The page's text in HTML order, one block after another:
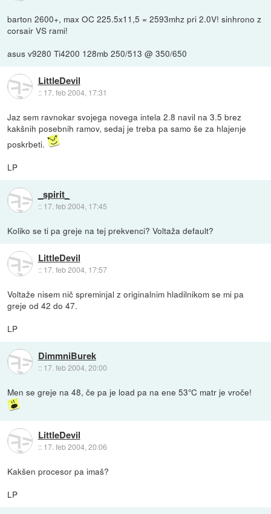
barton 2600+, max OC 225.5x11,5 = 2593mhz pri 2.0V! sinhrono z
corsair VS rami!
asus v9280 Ti4200 128mb 250/513 @ 350/650
LittleDevil
:: 17. feb 2004, 17:31
Jaz sem ravnokar svojega novega intela 2.8 navil na 3.5 brez
kakšnih posebnih ramov, sedaj je treba pa samo še za hlajenje
poskrbeti.
LP
_spirit_
:: 17. feb 2004, 17:45
Koliko se ti pa greje na tej prekvenci? Voltaža default?
LittleDevil
:: 17. feb 2004, 17:57
Voltaže nisem nič spreminjal z originalnim hladilnikom se mi pa
greje od 42 do 47.
LP
DimmniBurek
:: 17. feb 2004, 20:00
Men se greje na 48, če pa je load pa na ene 53°C matr je vroče!
LittleDevil
:: 17. feb 2004, 20:06
Kakšen procesor pa imaš?
LP